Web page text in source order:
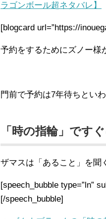
ラゴンボール超ネタバレ】
[blogcard url=”https://
予約をするためにズノー様
門前で予約は7年待ちとい
「時の指輪」です
ザマスは「あること」を聞
[speech_bubble type=”ln”
[/speech_bubble]